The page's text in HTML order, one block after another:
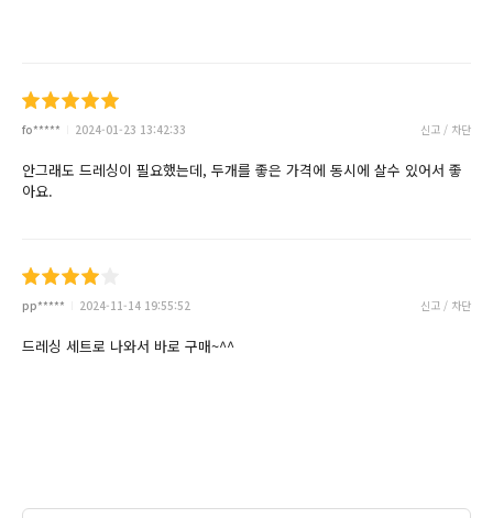
fo***** 2024-01-23 13:42:33 신고 / 차단
안그래도 드레싱이 필요했는데, 두개를 좋은 가격에 동시에 살수 있어서 좋
아요.
pp***** 2024-11-14 19:55:52 신고 / 차단
드레싱 세트로 나와서 바로 구매~^^